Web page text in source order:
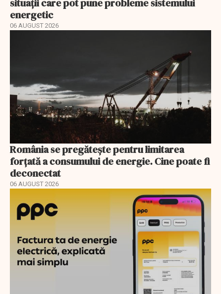
energetic
06 AUGUST 2026
România se pregătește pentru limitarea
forțată a consumului de energie. Cine poate fi
deconectat
06 AUGUST 2026